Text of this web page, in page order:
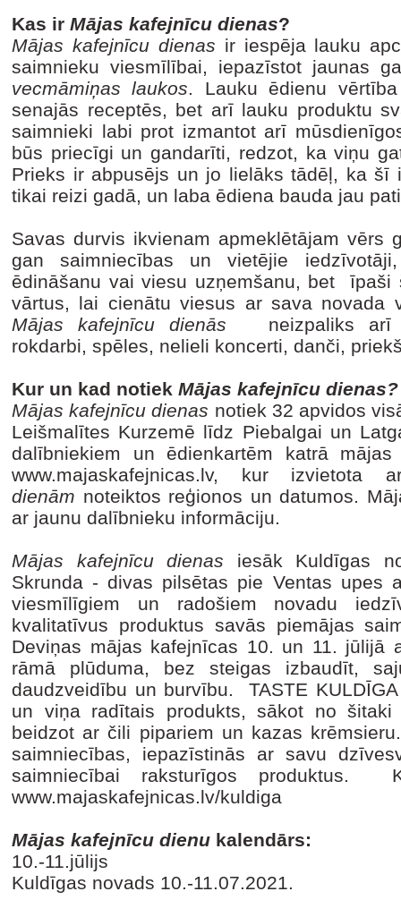
Kas ir Mājas kafejnīcu dienas?
Mājas kafejnīcu dienas ir iespēja lauku
saimnieku viesmīlībai, iepazīstot jaunas
vecmāmiņas laukos. Lauku ēdienu
senajās receptēs, bet arī lauku produktu
saimnieki labi prot izmantot arī
būs priecīgi un gandarīti, redzot, ka viņu
Prieks ir abpusējs un jo lielāks tādēļ, ka šī
tikai reizi gadā, un laba ēdiena bauda jau
Savas durvis ikvienam apmeklētājam vērs
gan saimniecības un vietējie
ēdināšanu vai viesu uzņemšanu, bet
vārtus, lai cienātu viesus ar sava novada
Mājas kafejnīcu dienās neizpaliks arī
rokdarbi, spēles, nelieli koncerti, danči,
Kur un kad notiek Mājas kafejnīcu dienas?
Mājas kafejnīcu dienas notiek 32 apvidos
Leišmalītes Kurzemē līdz Piebalgai un
dalībniekiem un ēdienkartēm katrā
www.majaskafejnicas.lv, kur
dienām noteiktos reģionos un datumos.
ar jaunu dalībnieku informāciju.
Mājas kafejnīcu dienas iesāk Kuldīgas
Skrunda - divas pilsētas pie Ventas upes
viesmīlīgiem un radošiem novadu
kvalitatīvus produktus savās piemājas
Deviņas mājas kafejnīcas 10. un 11. jūlijā
rāmā plūduma, bez steigas izbaudīt,
daudzveidību un burvību. TASTE
un viņa radītais produkts, sākot no
beidzot ar čili pipariem un kazas
saimniecības, iepazīstinās ar savu
saimniecībai raksturīgos produktus.
www.majaskafejnicas.lv/kuldiga
Mājas kafejnīcu dienu kalendārs:
10.-11.jūlijs
Kuldīgas novads 10.-11.07.2021.